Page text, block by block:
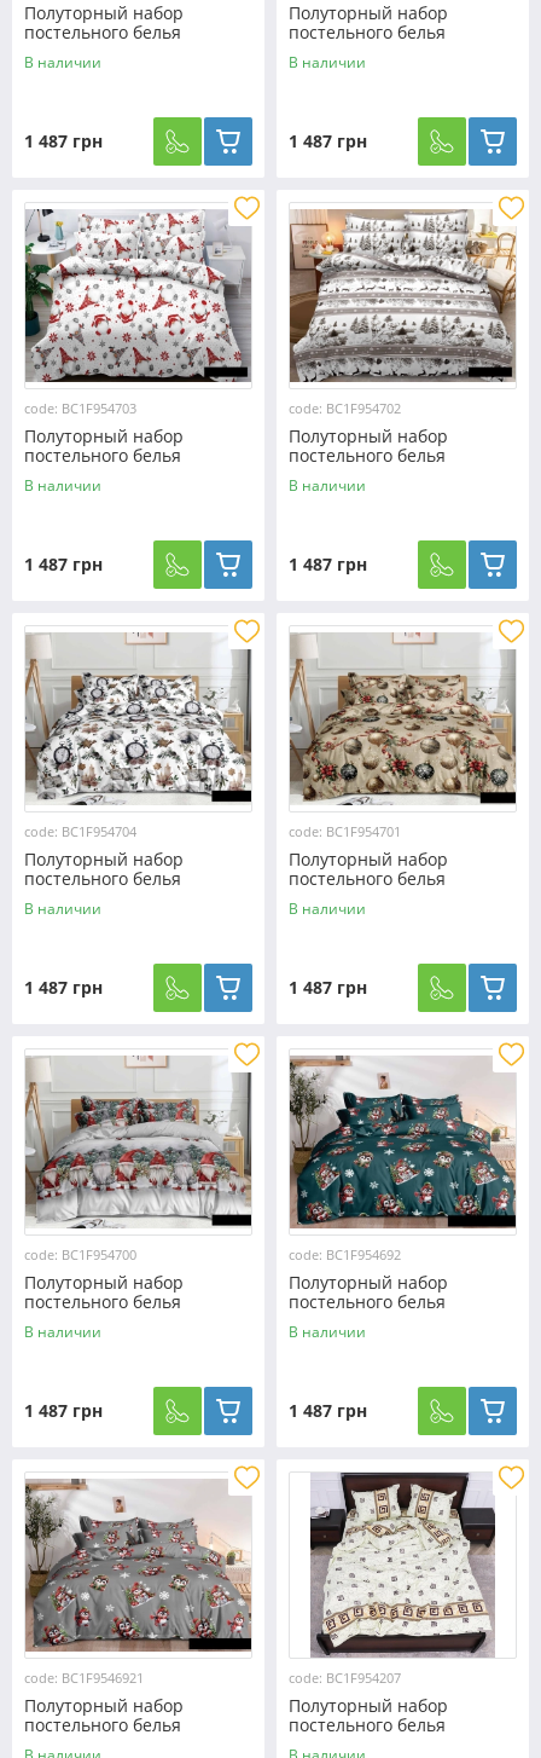
Полуторный набор
постельного белья
150*220 из Фланели
№954690 Черешенка™
В наличии
1 487 грн
Полуторный набор
постельного белья
150*220 из Фланели
№954707 Черешенка™
В наличии
1 487 грн
code: BC1F954703
Полуторный набор
постельного белья
150*220 из Фланели
№954703 Черешенка™
В наличии
1 487 грн
code: BC1F954702
Полуторный набор
постельного белья
150*220 из Фланели
№954702 Черешенка™
В наличии
1 487 грн
code: BC1F954704
Полуторный набор
постельного белья
150*220 из Фланели
№954704 Черешенка™
В наличии
1 487 грн
code: BC1F954701
Полуторный набор
постельного белья
150*220 из Фланели
№954701 Черешенка™
В наличии
1 487 грн
code: BC1F954700
Полуторный набор
постельного белья
150*220 из Фланели
№954700 Черешенка™
В наличии
1 487 грн
code: BC1F954692
Полуторный набор
постельного белья
150*220 из Фланели
№954692 Черешенка™
В наличии
1 487 грн
code: BC1F9546921
Полуторный набор
постельного белья
150*220 из Фланели
code: BC1F954207
Полуторный набор
постельного белья
150*220 из Фланели